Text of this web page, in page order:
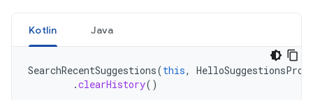
Kotlin Java
SearchRecentSuggestions(this,
.clearHistory()